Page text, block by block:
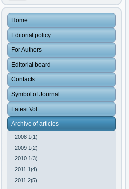
Home
Editorial policy
For Authors
Editorial board
Contacts
Symbol of Journal
Latest Vol.
Archive of articles
2008 1(1)
2009 1(2)
2010 1(3)
2011 1(4)
2011 2(5)